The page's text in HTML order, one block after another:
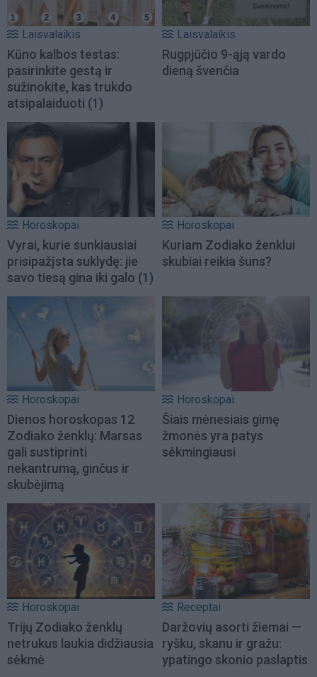
Laisvalaikis
Kūno kalbos testas:
pasirinkite gestą ir
sužinokite, kas trukdo
atsipalaiduoti (1)
Laisvalaikis
Rugpjūčio 9-ąją vardo
dieną švenčia
Horoskopai
Vyrai, kurie sunkiausiai
prisipažįsta suklydę: jie
savo tiesą gina iki galo (1)
Horoskopai
Kuriam Zodiako ženklui
skubiai reikia šuns?
Horoskopai
Dienos horoskopas 12
Zodiako ženklų: Marsas
gali sustiprinti
nekantrumą, ginčus ir
skubėjimą
Horoskopai
Šiais mėnesiais gimę
žmonės yra patys
sėkmingiausi
Horoskopai
Trijų Zodiako ženklų
netrukus laukia didžiausia
sėkmė
Receptai
Daržovių asorti žiemai —
ryšku, skanu ir gražu:
ypatingo skonio paslaptis